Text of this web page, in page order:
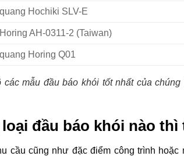
Hochiki SLV-E
AH-0311-2 (Taiwan)
Horing Q01
các mẫu đầu báo khói tốt nhất của chúng
đầu báo khói nào thì
cầu cũng như đặc điểm công trình